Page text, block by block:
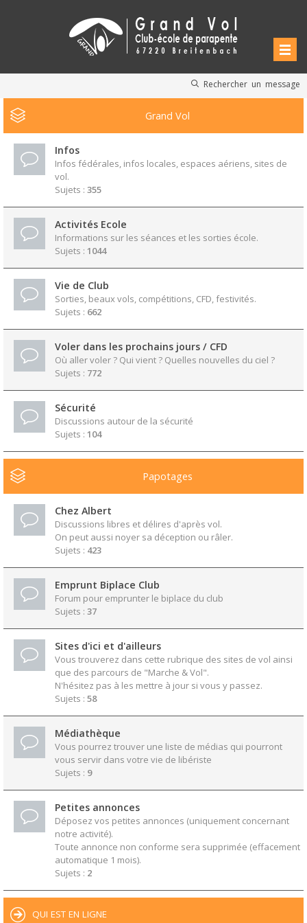
Rechercher un message
Grand Vol
Infos
Infos fédérales, infos locales, espaces aériens, sites de
vol.
Sujets : 355
Activités Ecole
Informations sur les séances et les sorties école.
Sujets : 1044
Vie de Club
Sorties, beaux vols, compétitions, CFD, festivités.
Sujets : 662
Voler dans les prochains jours / CFD
Où aller voler ? Qui vient ? Quelles nouvelles du ciel ?
Sujets : 772
Sécurité
Discussions autour de la sécurité
Sujets : 104
Papotages
Chez Albert
Discussions libres et délires d'après vol.
On peut aussi noyer sa déception ou râler.
Sujets : 423
Emprunt Biplace Club
Forum pour emprunter le biplace du club
Sujets : 37
Sites d'ici et d'ailleurs
Vous trouverez dans cette rubrique des sites de vol ainsi
que des parcours de "Marche & Vol".
N'hésitez pas à les mettre à jour si vous y passez.
Sujets : 58
Médiathèque
Vous pourrez trouver une liste de médias qui pourront
vous servir dans votre vie de libériste
Sujets : 9
Petites annonces
Déposez vos petites annonces (uniquement concernant
notre activité).
Toute annonce non conforme sera supprimée (effacement
automatique 1 mois).
Sujets : 2
QUI EST EN LIGNE